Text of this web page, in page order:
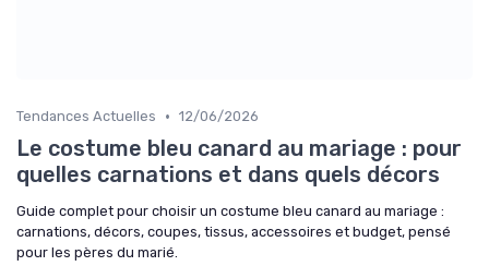
Tendances Actuelles • 12/06/2026
Le costume bleu canard au mariage : pour
quelles carnations et dans quels décors
Guide complet pour choisir un costume bleu canard au mariage :
carnations, décors, coupes, tissus, accessoires et budget, pensé
pour les pères du marié.